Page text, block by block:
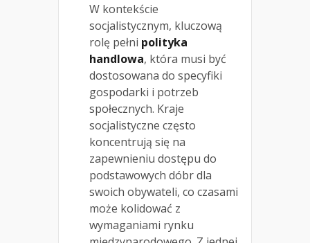
W kontekście
socjalistycznym, kluczową
rolę pełni polityka
handlowa, która musi być
dostosowana do specyfiki
gospodarki i potrzeb
społecznych. Kraje
socjalistyczne często
koncentrują się na
zapewnieniu dostępu do
podstawowych dóbr dla
swoich obywateli, co czasami
może kolidować z
wymaganiami rynku